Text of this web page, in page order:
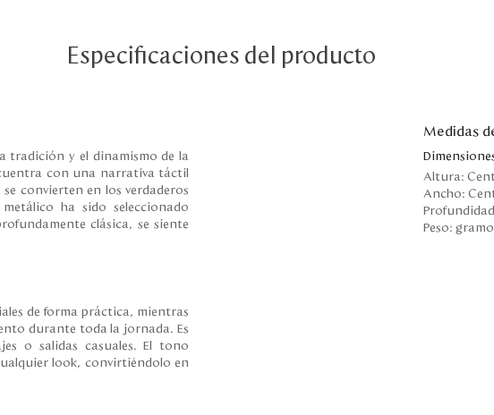
Especificaciones del producto
tradición y el dinamismo de la
con una narrativa táctil
convierten en los verdaderos
ha sido seleccionado
clásica, se siente
de forma práctica, mientras
durante toda la jornada. Es
o salidas casuales. El tono
look, convirtiéndolo en
Medidas
Altura:
Ancho:
Peso: